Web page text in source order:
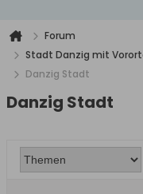
Forum
Stadt Danzig mit
Danzig Stadt
Danzig Stadt